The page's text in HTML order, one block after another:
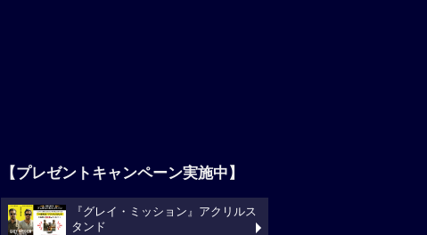
【プレゼントキャンペーン実施中】
『グレイ・ミッション』アクリルス
タンド